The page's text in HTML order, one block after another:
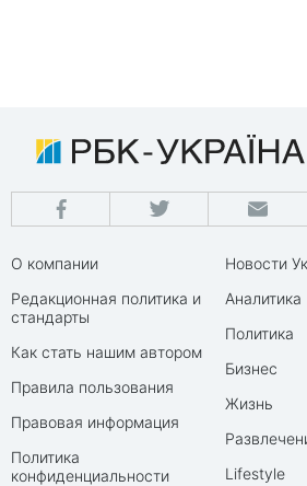
О компании
Редакционная политика и
стандарты
Как стать нашим автором
Правила пользования
Правовая информация
Политика
конфиденциальности
Новости
Аналитика
Политика
Бизнес
Жизнь
Lifestyle